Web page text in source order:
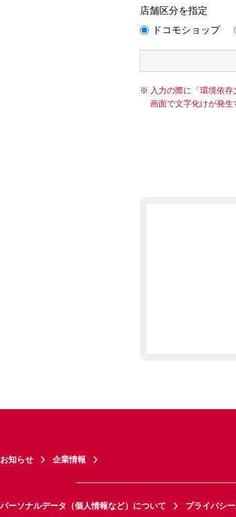
店舗区分を指定
ドコモショップ
入力の際に「環境依
画面で文字化けが発生
お知らせ 企業情報
パーソナルデータ（個人情報など）について プライバシ